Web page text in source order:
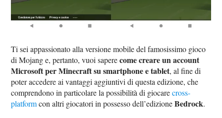
Ti sei appassionato alla versione mobile del famosissimo gioco
di Mojang e, pertanto, vuoi saperecome creare un account
Microsoft per Minecraft su smartphone e tablet, al fine di
poter accedere ai vantaggi aggiuntivi di questa edizione, che
comprendono in particolare la possibilità di giocarecross-
platformcon altri giocatori in possesso dell’edizioneBedrock.